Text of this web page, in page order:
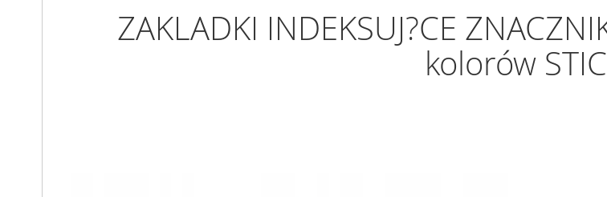
ZAKLADKI INDEKSUJ?CE
kolorów